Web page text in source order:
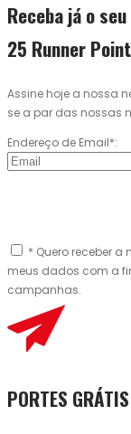
Receba já o
25 Runner
Assine hoje a nossa
se a par das nossas
Endereço de Email*:
* Quero receber a
meus dados com a
campanhas.
PORTES GRÁTIS